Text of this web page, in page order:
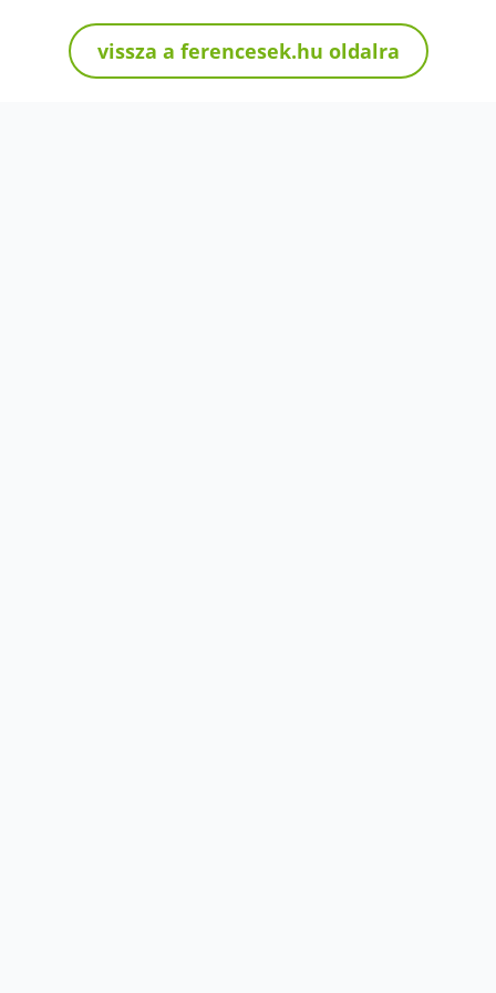
vissza a ferencesek.hu oldalra